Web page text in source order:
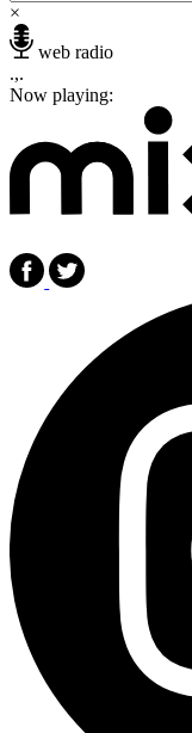
×
web radio
.,.
Now playing: